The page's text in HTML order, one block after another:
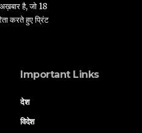
है, जो 18
करते हुए प्रिंट
Important Links
देश
विदेश